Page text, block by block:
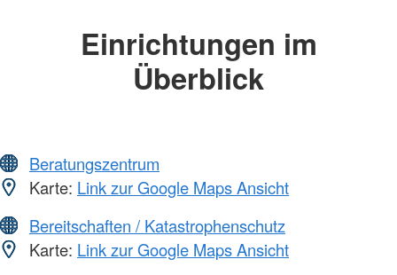
Einrichtungen im
Überblick
Beratungszentrum
Karte: Link zur Google Maps Ansicht
Bereitschaften / Katastrophenschutz
Karte: Link zur Google Maps Ansicht